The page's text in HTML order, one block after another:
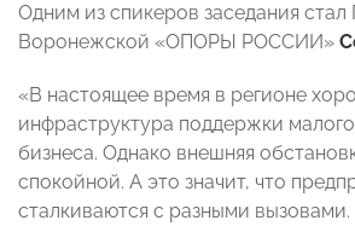
Одним из спикеров заседания стал
Воронежской «ОПОРЫ РОССИИ»
«В настоящее время в регионе
инфраструктура поддержки
бизнеса. Однако внешняя
спокойной. А это значит, что
сталкиваются с разными